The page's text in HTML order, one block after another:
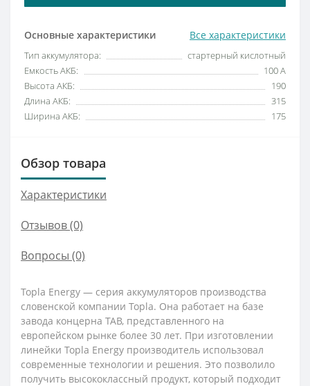
Основные характеристики Все характеристики
Тип аккумулятора:
стартерный кислотный
Емкость АКБ:
100 А
Высота АКБ:
190
Длина АКБ:
315
Ширина АКБ:
175
Обзор товара
Характеристики
Отзывов (0)
Вопросы (0)
Topla Energy — серия аккумуляторов производства
словенской компании Topla. Она работает на базе
завода концерна TAB, представленного на
европейском рынке более 30 лет. При изготовлении
линейки Topla Energy производитель использовал
современные технологии и решения. Это позволило
получить высококлассный продукт, который подходит